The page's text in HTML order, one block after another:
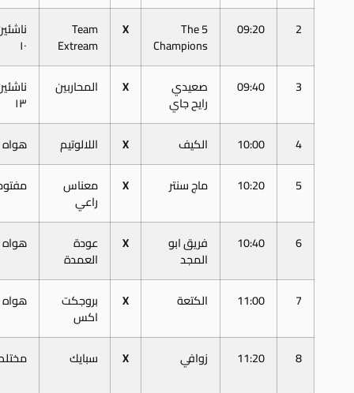
2
09:20
5 The
Champions
X
Team
Extream
١٠
3
09:40 صعيدي
رايح جاي
X المحاربين
١٣
4
10:00 الكيف X اللالوتيم
هواه
5
10:20 ماج سنتر X معناس
راعي
6
10:40 فريق ابو
المجد
X عودة
العمدة
هواه
7
11:00 الكتعة X بروجكت
اكس
هواه
8
11:20 زوافي X سبايك